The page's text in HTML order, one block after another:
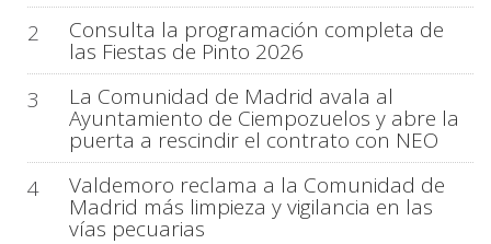
2
Consulta la programación completa de
las Fiestas de Pinto 2026
3
La Comunidad de Madrid avala al
Ayuntamiento de Ciempozuelos y abre la
puerta a rescindir el contrato con NEO
4
Valdemoro reclama a la Comunidad de
Madrid más limpieza y vigilancia en las
vías pecuarias